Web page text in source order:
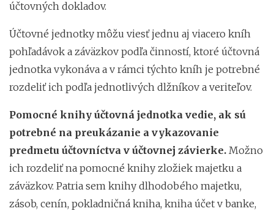
účtovných dokladov.
Účtovné jednotky môžu viesť jednu aj viacero kníh
pohľadávok a záväzkov podľa činností, ktoré účtovná
jednotka vykonáva a v rámci týchto kníh je potrebné
rozdeliť ich podľa jednotlivých dlžníkov a veriteľov.
Pomocné knihy účtovná jednotka vedie, ak sú
potrebné na preukázanie a vykazovanie
predmetu účtovníctva v účtovnej závierke. Možno
ich rozdeliť na pomocné knihy zložiek majetku a
záväzkov. Patria sem knihy dlhodobého majetku,
zásob, cenín, pokladničná kniha, kniha účet v banke,